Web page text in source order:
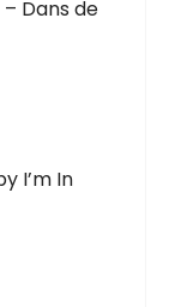
Dans de
I’m In